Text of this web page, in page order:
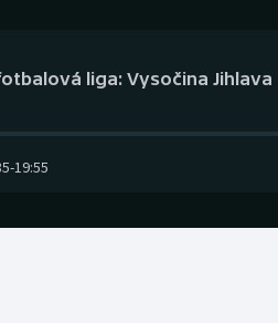
liga: Vysočina Jihlava
-19:55